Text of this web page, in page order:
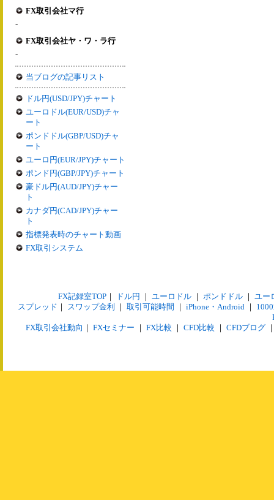
FX取引会社マ行
-
FX取引会社ヤ・ワ・ラ行
-
当ブログの記事リスト
ドル円(USD/JPY)チャート
ユーロドル(EUR/USD)チャ
ート
ポンドドル(GBP/USD)チャ
ート
ユーロ円(EUR/JPY)チャート
ポンド円(GBP/JPY)チャート
豪ドル円(AUD/JPY)チャー
ト
カナダ円(CAD/JPY)チャー
ト
指標発表時のチャート動画
FX取引システム
FX記録室TOP｜ ドル円 ｜ ユーロドル｜ ポンドドル｜ ユー
スプレッド ｜ スワップ金利 ｜ 取引可能時間 ｜ iPhone・Android ｜
FX取引会社動向 ｜ FXセミナー ｜ FX比較 ｜ CFD比較 ｜ CFDブログ